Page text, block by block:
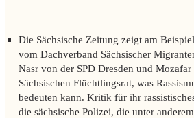
Die Sächsische Zeitung zeigt am
vom Dachverband Sächsischer
Nasr von der SPD Dresden und
Sächsischen Flüchtlingsrat, was
bedeuten kann. Kritik für ihr
die sächsische Polizei, die unter